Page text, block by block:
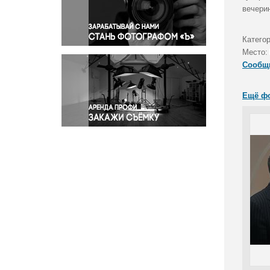
Правосудие
Происшествия и конфликты
Религия
Светская жизнь
Спорт
Экология
Экономика и бизнес
Место:
Ещё